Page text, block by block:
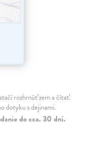
rozhrnúť zem a čítať.
dotyku s dejinami.
do cca. 30 dní.